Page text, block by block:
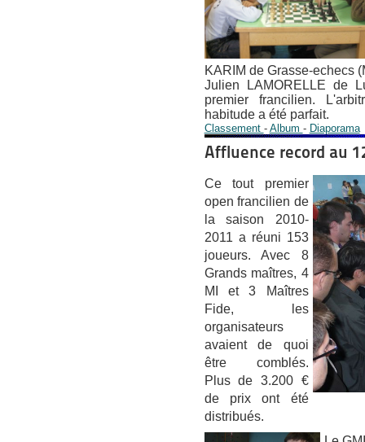
KARIM de Grasse-echecs
Julien LAMORELLE de
premier francilien.
habitude a été parfait.
Classement - Album - Diaporama
Affluence record au
Ce tout premier
open francilien de
la saison 2010-
2011 a réuni 153
joueurs. Avec 8
Grands maîtres, 4
MI et 3 Maîtres
Fide, les
organisateurs
avaient de quoi
être comblés.
Plus de 3.200 €
de prix ont été
distribués.